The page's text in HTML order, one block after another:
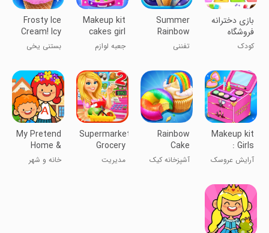
بازی دخترانه
فروشگاه
بستنی پاندا
کودک
Summer
Rainbow
Frozen
تفننی
Makeup kit
cakes girl
games
جعبه لوازم
دخترانه
Frosty Ice
Cream! Icy
dessert
بستنی یخی
Makeup kit
: Girls
games
آرایش عروسک
Rainbow
Cake
Bakery
آشپزخانه کیک
Supermarket
Grocery
Store Girl -
Supermarket
مدیریت
My Pretend
Home &
Family
Town
خانه و شهر